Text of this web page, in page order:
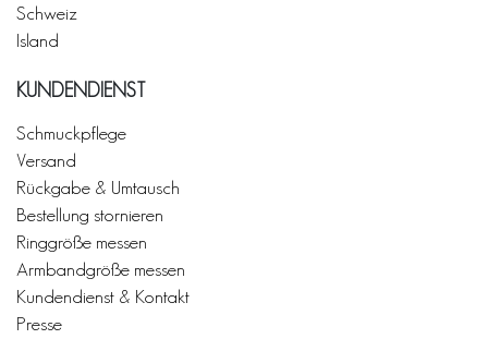
Schweiz
Island
KUNDENDIENST
Schmuckpflege
Versand
Rückgabe & Umtausch
Bestellung stornieren
Ringgröße messen
Armbandgröße messen
Kundendienst & Kontakt
Presse